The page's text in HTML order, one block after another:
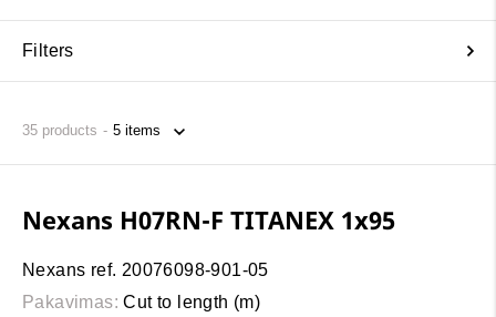
Filters
35 products
Nexans H07RN-F TITANEX 1x95
Nexans ref. 20076098-901-05
Pakavimas: Cut to length (m)